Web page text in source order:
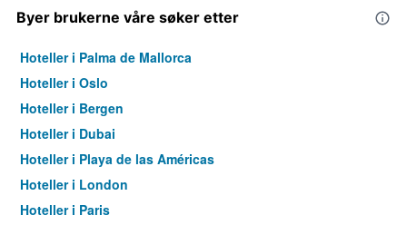
Byer brukerne våre søker etter
Hoteller i Palma de Mallorca
Hoteller i Oslo
Hoteller i Bergen
Hoteller i Dubai
Hoteller i Playa de las Américas
Hoteller i London
Hoteller i Paris